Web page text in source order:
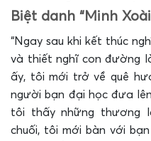
Biệt danh “Minh
“Ngay sau khi kết thúc
và thiết nghĩ con đường
ấy, tôi mới trở về quê
người bạn đại học đưa
tôi thấy những thương
chuối, tôi mới bàn với